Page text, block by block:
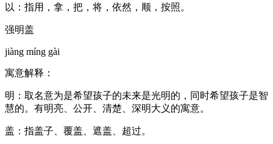
以：指用，拿，把，将，依然，顺，按照。
强明盖
jiàng míng gài
寓意解释：
明：取名意为是希望孩子的未来是光明的，同时希望孩子是智
慧的。有明亮、公开、清楚、深明大义的寓意。
盖：指盖子、覆盖、遮盖、超过。